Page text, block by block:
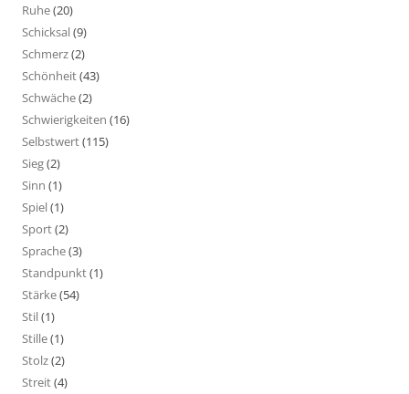
Ruhe(20)
Schicksal(9)
Schmerz(2)
Schönheit(43)
Schwäche(2)
Schwierigkeiten (16)
Selbstwert(115)
Sieg(2)
Sinn (1)
Spiel(1)
Sport(2)
Sprache(3)
Standpunkt(1)
Stärke(54)
Stil(1)
Stille(1)
Stolz(2)
Streit(4)